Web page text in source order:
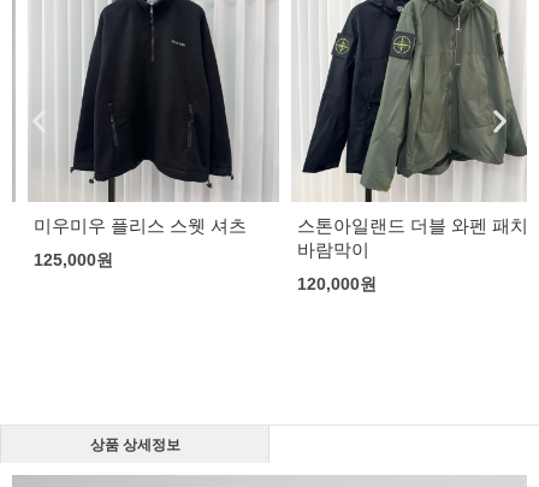
미우미우 플리스 스웻 셔츠
125,000원
스톤아일랜드 더블 와펜 패치
바람막이
120,000원
상품 상세정보